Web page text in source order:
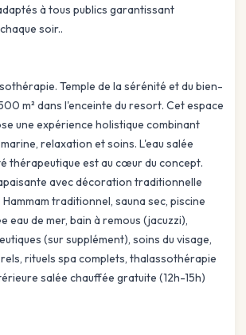
à tous publics garantissant
soir..
Temple de la sérénité et du bien-
m² dans l'enceinte du resort. Cet espace
une expérience holistique combinant
relaxation et soins. L'eau salée
thérapeutique est au cœur du concept.
avec décoration traditionnelle
traditionnel, sauna sec, piscine
eau de mer, bain à remous (jacuzzi),
(sur supplément), soins du visage,
rituels spa complets, thalassothérapie
salée chauffée gratuite (12h-15h)